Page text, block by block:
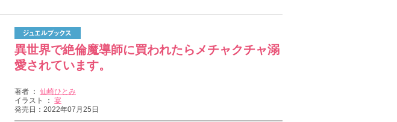
異世界で絶倫魔導師に買われたらメチャクチャ溺
愛されています。
著者 ： 仙崎ひとみ
イラスト ： 宴
発売日：2022年07月25日